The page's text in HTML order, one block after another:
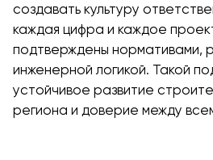
создавать культуру
каждая цифра и каждое
подтверждены нормативами,
инженерной логикой. Такой
устойчивое развитие
региона и доверие между